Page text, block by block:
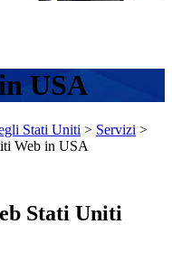
USA
Stati Uniti > Servizi >
Web in USA
Stati Uniti